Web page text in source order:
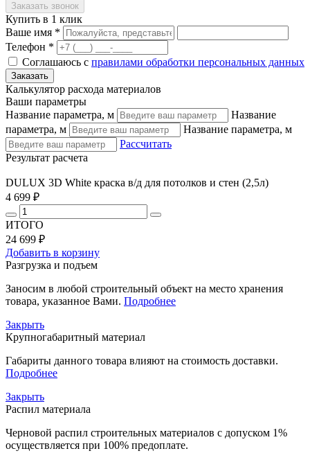
Купить в 1 клик
Ваше имя *
Телефон *
Соглашаюсь с правилами обработки персональных данных
Калькулятор расхода материалов
Ваши параметры
Название параметра, м
Название
параметра, м
Название параметра, м
Рассчитать
Результат расчета
DULUX 3D White краска в/д для потолков и стен (2,5л)
4 699 ₽
ИТОГО
24 699 ₽
Добавить в корзину
Разгрузка и подъем
Заносим в любой строительный объект на место хранения
товара, указанное Вами. Подробнее
Закрыть
Крупногабаритный материал
Габариты данного товара влияют на стоимость доставки.
Подробнее
Закрыть
Распил материала
Черновой распил строительных материалов с допуском 1%
осуществляется при 100% предоплате.